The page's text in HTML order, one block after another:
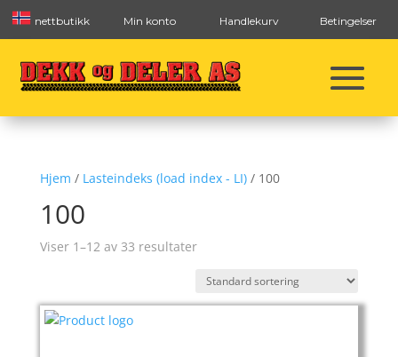
nettbutikk Min konto Handlekurv Betingelser
Hjem / Lasteindeks (load index - LI)/ 100
100
Viser 1–12 av 33 resultater